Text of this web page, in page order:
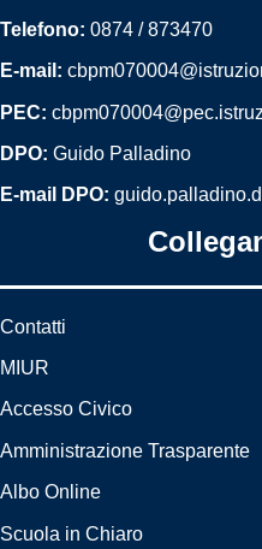
Telefono: 0874 / 873470
E-mail:
PEC:
DPO: Guido Palladino
E-mail DPO:
Contatti
MIUR
Accesso Civico
Amministrazione Trasparente
Albo Online
Scuola in Chiaro